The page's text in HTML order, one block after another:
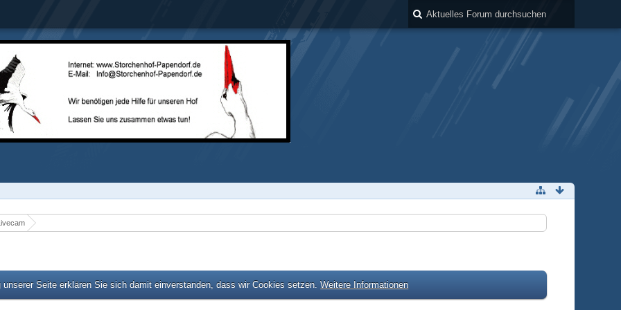
Seite erklären Sie sich damit einverstanden, dass wir Cookies setzen.Weitere Informationen